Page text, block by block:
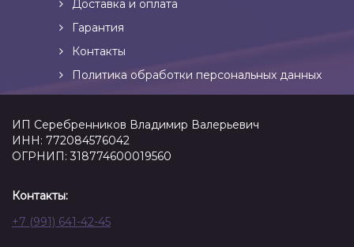
Доставка и оплата
Гарантия
Контакты
Политика обработки персональных данных
ИП Серебренников Владимир Валерьевич
ИНН: 772084576042
ОГРНИП: 318774600019560
Контакты:
+7 (991) 641-42-45